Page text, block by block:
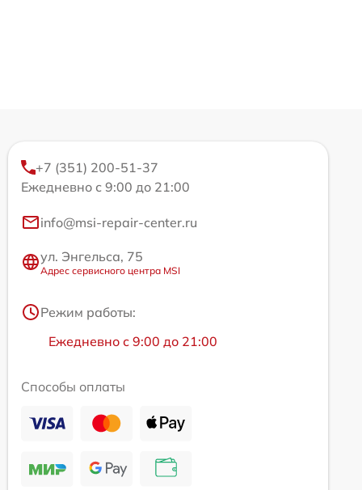
+7 (351) 200-51-37
Ежедневно с 9:00 до 21:00
info@msi-repair-center.ru
ул. Энгельса, 75
Адрес сервисного центра MSI
Режим работы:
Ежедневно с 9:00 до 21:00
Способы оплаты